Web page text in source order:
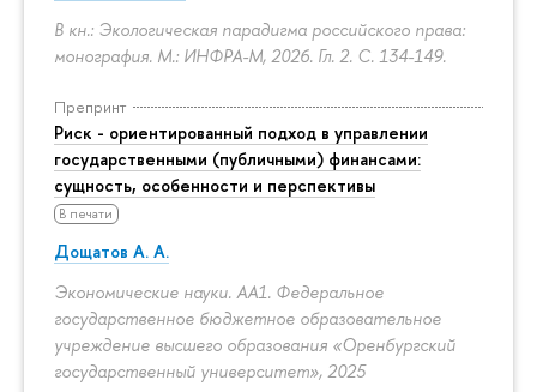
В кн.: Экологическая парадигма российского права:
монография. М.: ИНФРА-М, 2026. Гл. 2. С. 134-149.
Препринт
Риск - ориентированный подход в управлении
государственными (публичными) финансами:
сущность, особенности и перспективы
В печати
Дощатов А. А.
Экономические науки. АА1. Федеральное
государственное бюджетное образовательное
учреждение высшего образования «Оренбургский
государственный университет», 2025